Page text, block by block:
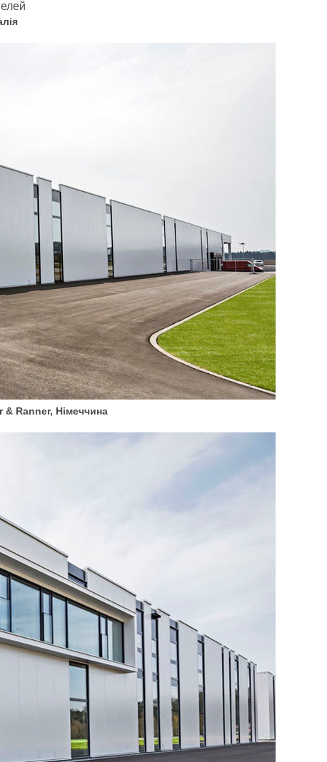
Ranner, Німеччина